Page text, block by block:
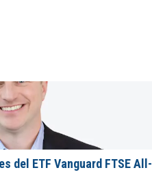
del ETF Vanguard FTSE All-